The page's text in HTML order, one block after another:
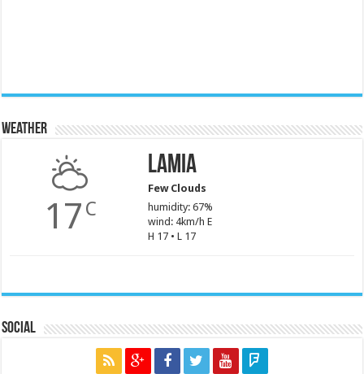
Weather
17 C
Lamia
Few Clouds
humidity: 67%
wind: 4km/h E
H 17 • L 17
Social